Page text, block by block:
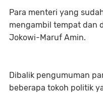
Para menteri yang
mengambil tempat dan
Jokowi-Maruf Amin.
Dibalik pengumuman
beberapa tokoh politik